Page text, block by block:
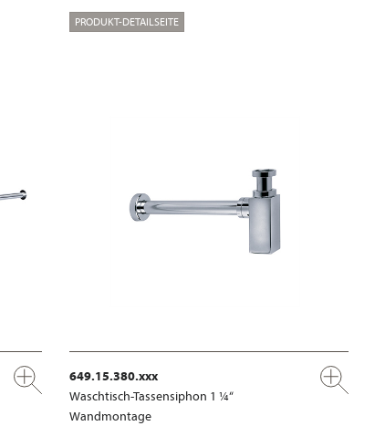
PRODUKT-DETAILSEITE
649.15.380.xxx
Waschtisch-Tassensiphon 1 ¼“
Wandmontage